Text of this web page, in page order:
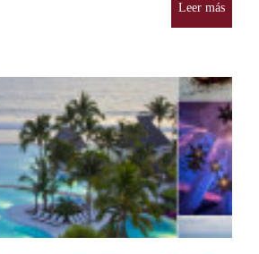
Leer más